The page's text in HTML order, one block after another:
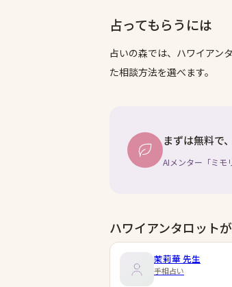
占ってもらうには
占いの森では、 ハワイアン
た相談方法を選べます。
まずは無料で
AIメンター「ミモ
ハワイアンタロット
茉莉華先生
手相占い